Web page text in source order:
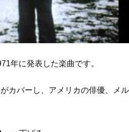
年に発表した楽曲です。
カバーし、アメリカの俳優、メ